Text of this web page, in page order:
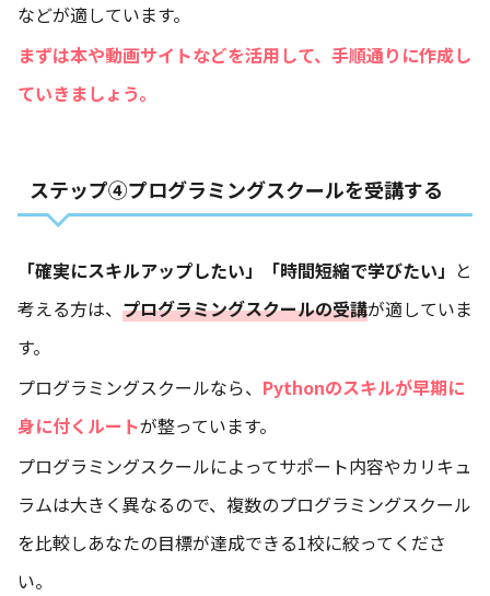
などが適しています。
まずは本や動画サイトなどを活用して、手順通りに作成し
ていきましょう。
ステップ④プログラミングスクールを受講する
「確実にスキルアップしたい」「時間短縮で学びたい」 と
考える方は、 プログラミングスクールの受講が適していま
す。
プログラミングスクールなら、 Pythonのスキルが早期に
身に付くルートが整っています。
プログラミングスクールによってサポート内容やカリキュ
ラムは大きく異なるので、複数のプログラミングスクール
を比較しあなたの目標が達成できる1校に絞ってくださ
い。